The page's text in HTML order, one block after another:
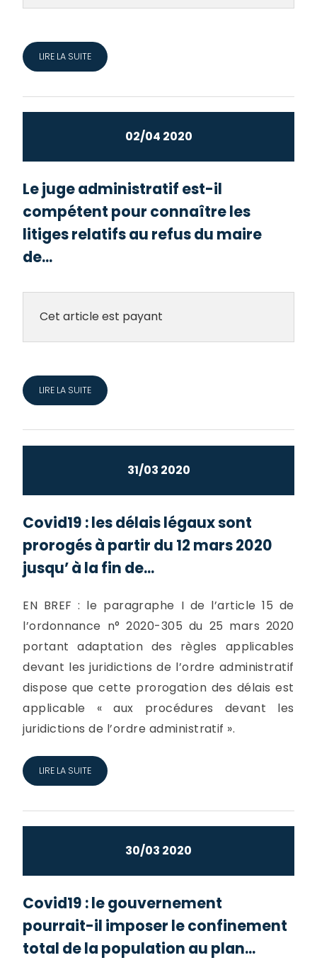
LIRE LA SUITE
02/04 2020
Le juge administratif est-il
compétent pour connaître les
litiges relatifs au refus du maire
de...
Cet article est payant
LIRE LA SUITE
31/03 2020
Covid19 : les délais légaux sont
prorogés à partir du 12 mars 2020
jusqu’ à la fin de...
EN BREF : le paragraphe I de l’article 15 de
l’ordonnance n° 2020-305 du 25 mars 2020
portant adaptation des règles applicables
devant les juridictions de l’ordre administratif
dispose que cette prorogation des délais est
applicable « aux procédures devant les
juridictions de l’ordre administratif ».
LIRE LA SUITE
30/03 2020
Covid19 : le gouvernement
pourrait-il imposer le confinement
total de la population au plan...